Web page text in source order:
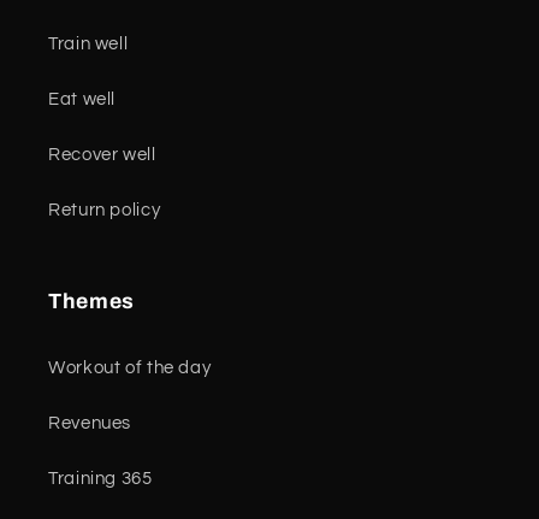
Train well
Eat well
Recover well
Return policy
Themes
Workout of the day
Revenues
Training 365